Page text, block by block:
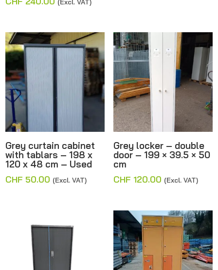
(Excl. VAT)
Grey curtain cabinet
with tablars – 198 x
120 x 48 cm – Used
CHF 50.00 (Excl. VAT)
Grey locker – double
door – 199 × 39.5 × 50
cm
CHF 120.00 (Excl. VAT)